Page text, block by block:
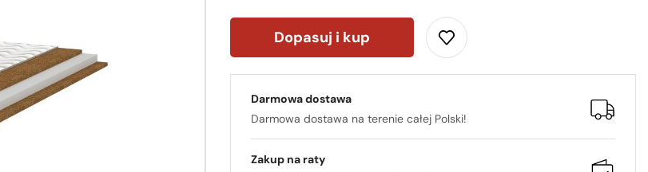
Dopasuj i kup
Darmowa dostawa
Darmowa dostawa na terenie całej Polski!
Zakup na raty